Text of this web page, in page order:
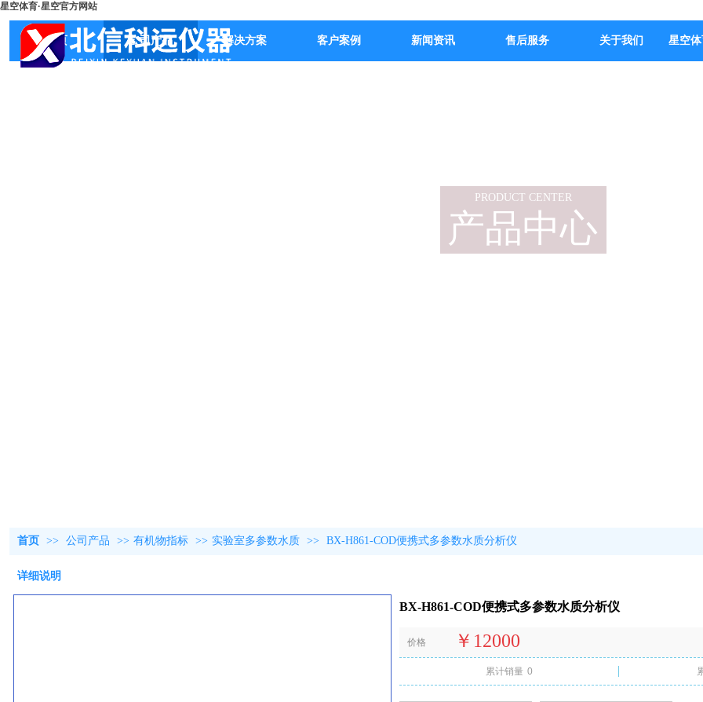
星空体育·星空官方网站
首页 公司产品 解决方案 客户案例 新闻资讯 售后服务 关于我们 星空
产品中心
PRODUCT CENTER
首页 >> 公司产品 >> 有机物指标 >> 实验室多参数水质 >> BX-H861-COD便携式多参数水质分析仪
详细说明
BX-H861-COD便携式多参数水质分析仪
价格 ￥12000
累计销量 0